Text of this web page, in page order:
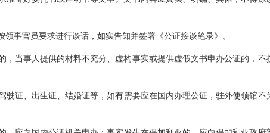
事官员要求进行谈话，如实告知并签署《公证接谈笔录》。
，当事人提供的材料不充分、虚构事实或提供虚假文书申办公证的，不
驾驶证、出生证、结婚证等，如有需要应在国内办理公证，驻外使领馆不